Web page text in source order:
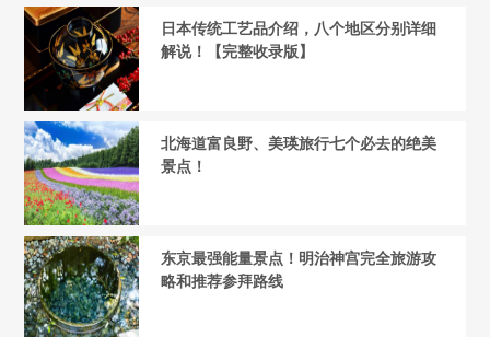
日本传统工艺品介绍，八个地区分别详细
解说！【完整收录版】
北海道富良野、美瑛旅行七个必去的绝美
景点！
东京最强能量景点！明治神宫完全旅游攻
略和推荐参拜路线